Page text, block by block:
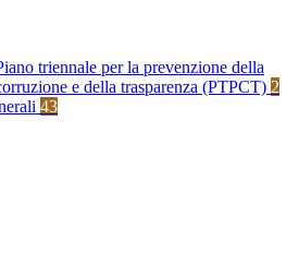
triennale per la prevenzione della
e della trasparenza (PTPCT) 2
43